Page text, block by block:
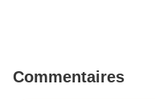
Commentaires